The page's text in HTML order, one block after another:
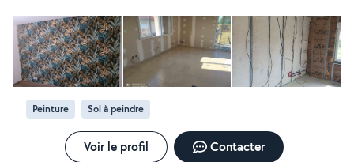
Peinture Sol à peindre
Voir le profil Contacter